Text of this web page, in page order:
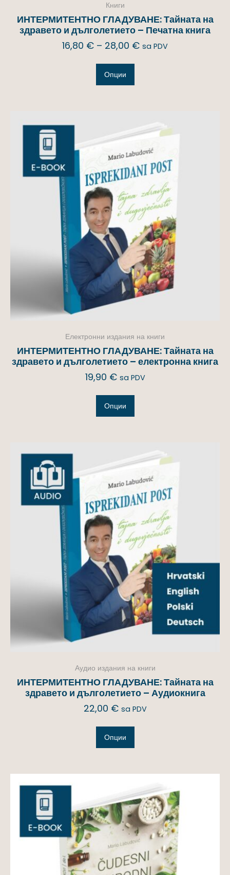
Книги
ИНТЕРМИТЕНТНО ГЛАДУВАНЕ: Тайната на
здравето и дълголетието – Печатна книга
16,80 € – 28,00 € sa PDV
Опции
Електронни издания на книги
ИНТЕРМИТЕНТНО ГЛАДУВАНЕ: Тайната на
здравето и дълголетието – електронна книга
19,90 € sa PDV
Опции
Аудио издания на книги
ИНТЕРМИТЕНТНО ГЛАДУВАНЕ: Тайната на
здравето и дълголетието – Аудиокнига
22,00 € sa PDV
Опции